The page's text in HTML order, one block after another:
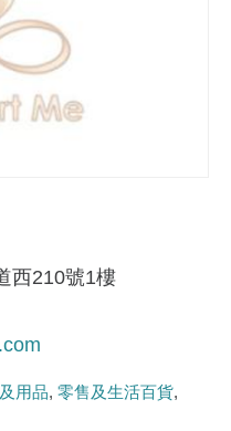
西210號1樓
用品 零售及生活百貨